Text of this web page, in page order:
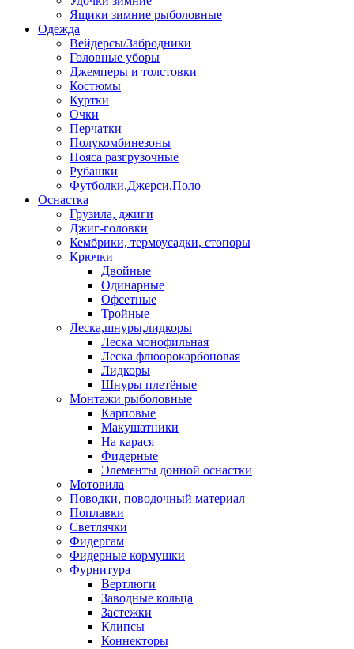
Ящики зимние рыболовные
Одежда
Вейдерсы/Забродники
Головные уборы
Джемперы и толстовки
Костюмы
Куртки
Очки
Перчатки
Полукомбинезоны
Пояса разгрузочные
Рубашки
Футболки,Джерси,Поло
Оснастка
Грузила, джиги
Джиг-головки
Кембрики, термоусадки, стопоры
Крючки
Двойные
Одинарные
Офсетные
Тройные
Леска,шнуры,лидкоры
Леска монофильная
Леска флюорокарбоновая
Лидкоры
Шнуры плетёные
Монтажи рыболовные
Карповые
Макушатники
На карася
Фидерные
Элементы донной оснастки
Мотовила
Поводки, поводочный материал
Поплавки
Светлячки
Фидергам
Фидерные кормушки
Фурнитура
Вертлюги
Заводные кольца
Застежки
Клипсы
Коннекторы